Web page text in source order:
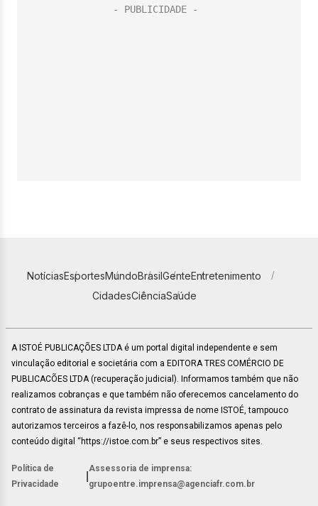
NotíciasEsportesMundoBrasilGenteEntretenimento
CidadesCiênciaSaúde
A ISTOÉ PUBLICAÇÕES LTDA é um portal digital independente e sem
vinculação editorial e societária com a EDITORA TRES COMÉRCIO DE
PUBLICACÕES LTDA (recuperação judicial). Informamos também que não
realizamos cobranças e que também não oferecemos cancelamento do
contrato de assinatura da revista impressa de nome ISTOÉ, tampouco
autorizamos terceiros a fazê-lo, nos responsabilizamos apenas pelo
conteúdo digital “https://istoe.com.br” e seus respectivos sites.
Política de
Privacidade
Assessoria de imprensa:
grupoentre.imprensa@agenciafr.com.br